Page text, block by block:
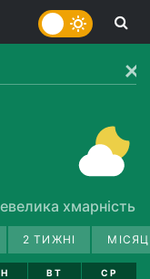
хмарність
2 ТИЖНІ
ВТ
СР